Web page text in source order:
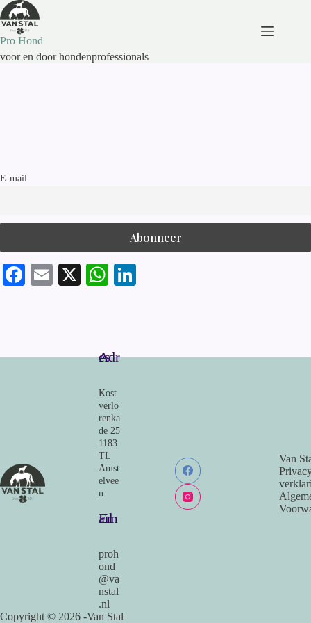
Ga
naar
de
inhoud
Pro Hond
voor en door hondenprofessionals
E-mail
Fa
E
X
W
pp
Adres
Kost
verlo
renka
de 25
1183
TL
Amst
elvee
n
Email
proh
ond
@va
nstal
.nl
Van
Copyright © 2026 -Van Stal